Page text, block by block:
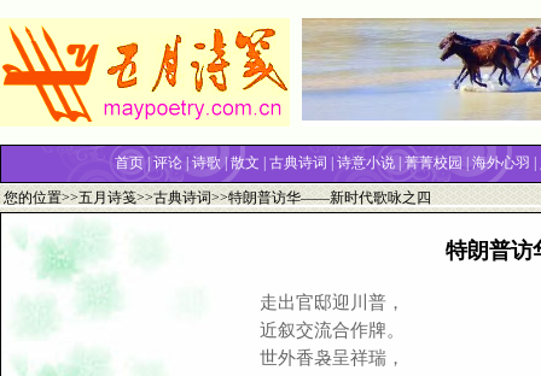
首页 评论 诗歌 |散文 古典诗词 诗意小说 菁菁校园| 海外心羽
您的位置>>五月诗笺>>古典诗词>>特朗普访华——新时代歌咏之四
特朗普
走出官邸迎川普，
近叙交流合作牌。
世外香袅呈祥瑞，